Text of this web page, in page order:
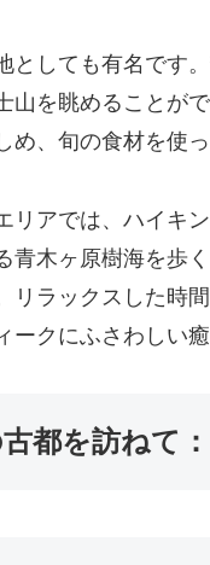
としても有名です
山を眺めることが
め、旬の食材を使
リアでは、ハイキ
青木ヶ原樹海を歩
リラックスした時
ークにふさわしい
都を訪ねて